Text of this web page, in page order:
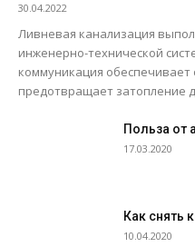
30.04.2022
Ливневая канализация
инженерно-технической
коммуникация
предотвращает затопление
Польза от
17.03.2020
Как снять
10.04.2020